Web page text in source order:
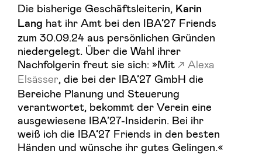
Die bisherige Geschäftsleiterin,
Karin
Lang hat ihr Amt bei den IBA’27 Friends
zum 30.09.24 aus persönlichen Gründen
niedergelegt. Über die Wahl ihrer
Nachfolgerin freut sie sich: »Mit
Alexa
Elsässer , die bei der IBA’27 GmbH die
Bereiche Planung und Steuerung
verantwortet, bekommt der Verein eine
ausgewiesene IBA’27-Insiderin. Bei ihr
weiß ich die IBA’27 Friends in den besten
Händen und wünsche ihr gutes Gelingen.«